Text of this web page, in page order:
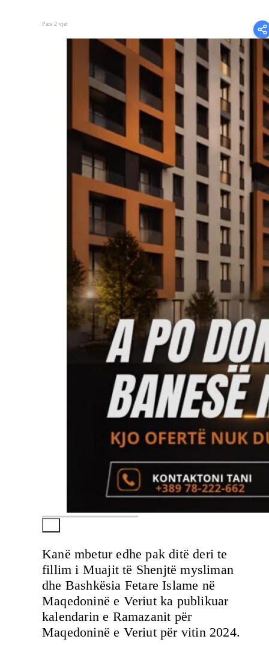
Para 2 vjet
Kanë mbetur edhe pak ditë deri te
fillim i Muajit të Shenjtë mysliman
dhe Bashkësia Fetare Islame në
Maqedoninë e Veriut ka publikuar
kalendarin e Ramazanit për
Maqedoninë e Veriut për vitin 2024.